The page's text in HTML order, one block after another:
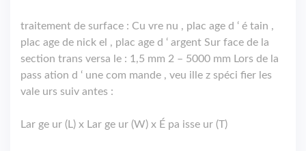
traitement de surface : Cu vre nu , plac age d ‘ é tain ,
plac age de nick el , plac age d ‘ argent Sur face de la
section trans versa le : 1,5 mm 2 – 5000 mm Lors de la
pass ation d ‘ une com mande , veu ille z spéci fier les
vale urs suiv antes :
Lar ge ur (L) x Lar ge ur (W) x É pa isse ur (T)